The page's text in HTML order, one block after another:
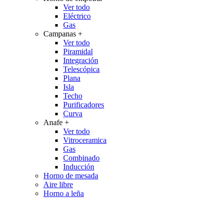
Ver todo
Eléctrico
Gas
Campanas +
Ver todo
Piramidal
Integración
Telescópica
Plana
Isla
Techo
Purificadores
Curva
Anafe +
Ver todo
Vitroceramica
Gas
Combinado
Inducción
Horno de mesada
Aire libre
Horno a leña